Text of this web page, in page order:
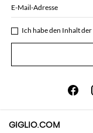
E-Mail-Adresse
Ich habe den Inhalt der
GIGLIO.COM